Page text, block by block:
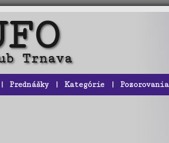
| Prednášky | Kategórie | Pozorovania